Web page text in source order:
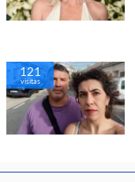
121
visitas